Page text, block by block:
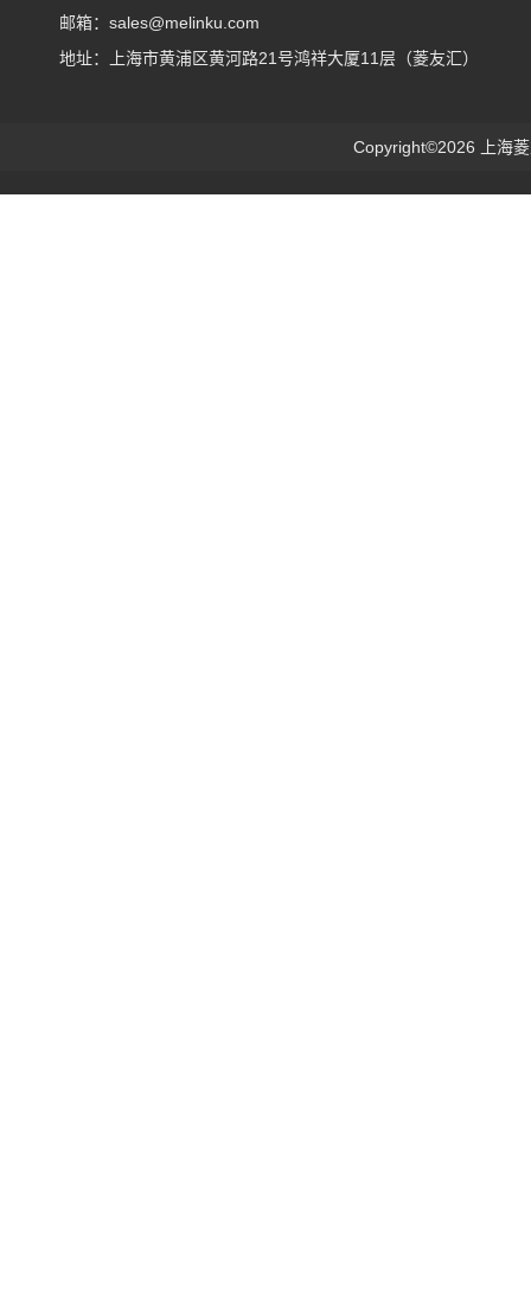
邮箱：sales@melinku.com
地址：上海市黄浦区黄河路21号鸿祥大厦11层（菱友汇）
Copyright©2026 上海